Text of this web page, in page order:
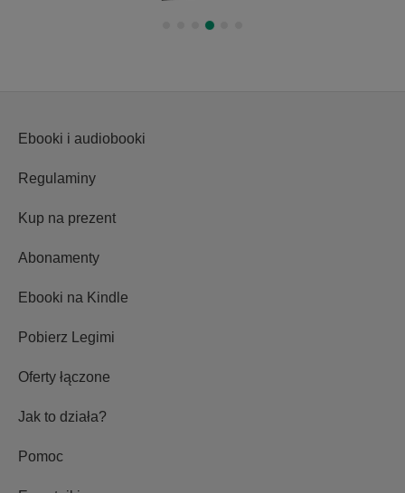
Ebooki i audiobooki
Regulaminy
Kup na prezent
Abonamenty
Ebooki na Kindle
Pobierz Legimi
Oferty łączone
Jak to działa?
Pomoc